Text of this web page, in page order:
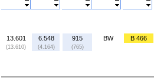
13.601
(13.610)
6.548
(4.164)
915
(765)
BW B 466